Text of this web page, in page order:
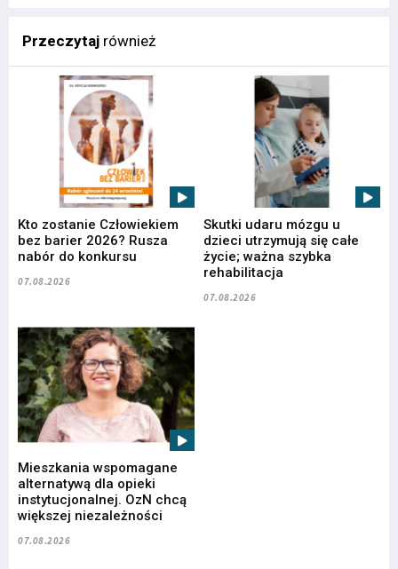
Przeczytaj również
Kto zostanie Człowiekiem
bez barier 2026? Rusza
nabór do konkursu
07.08.2026
Skutki udaru mózgu u
dzieci utrzymują się całe
życie; ważna szybka
rehabilitacja
07.08.2026
Mieszkania wspomagane
alternatywą dla opieki
instytucjonalnej. OzN chcą
większej niezależności
07.08.2026